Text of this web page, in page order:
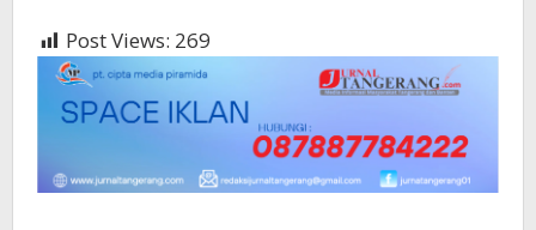
Post Views: 269